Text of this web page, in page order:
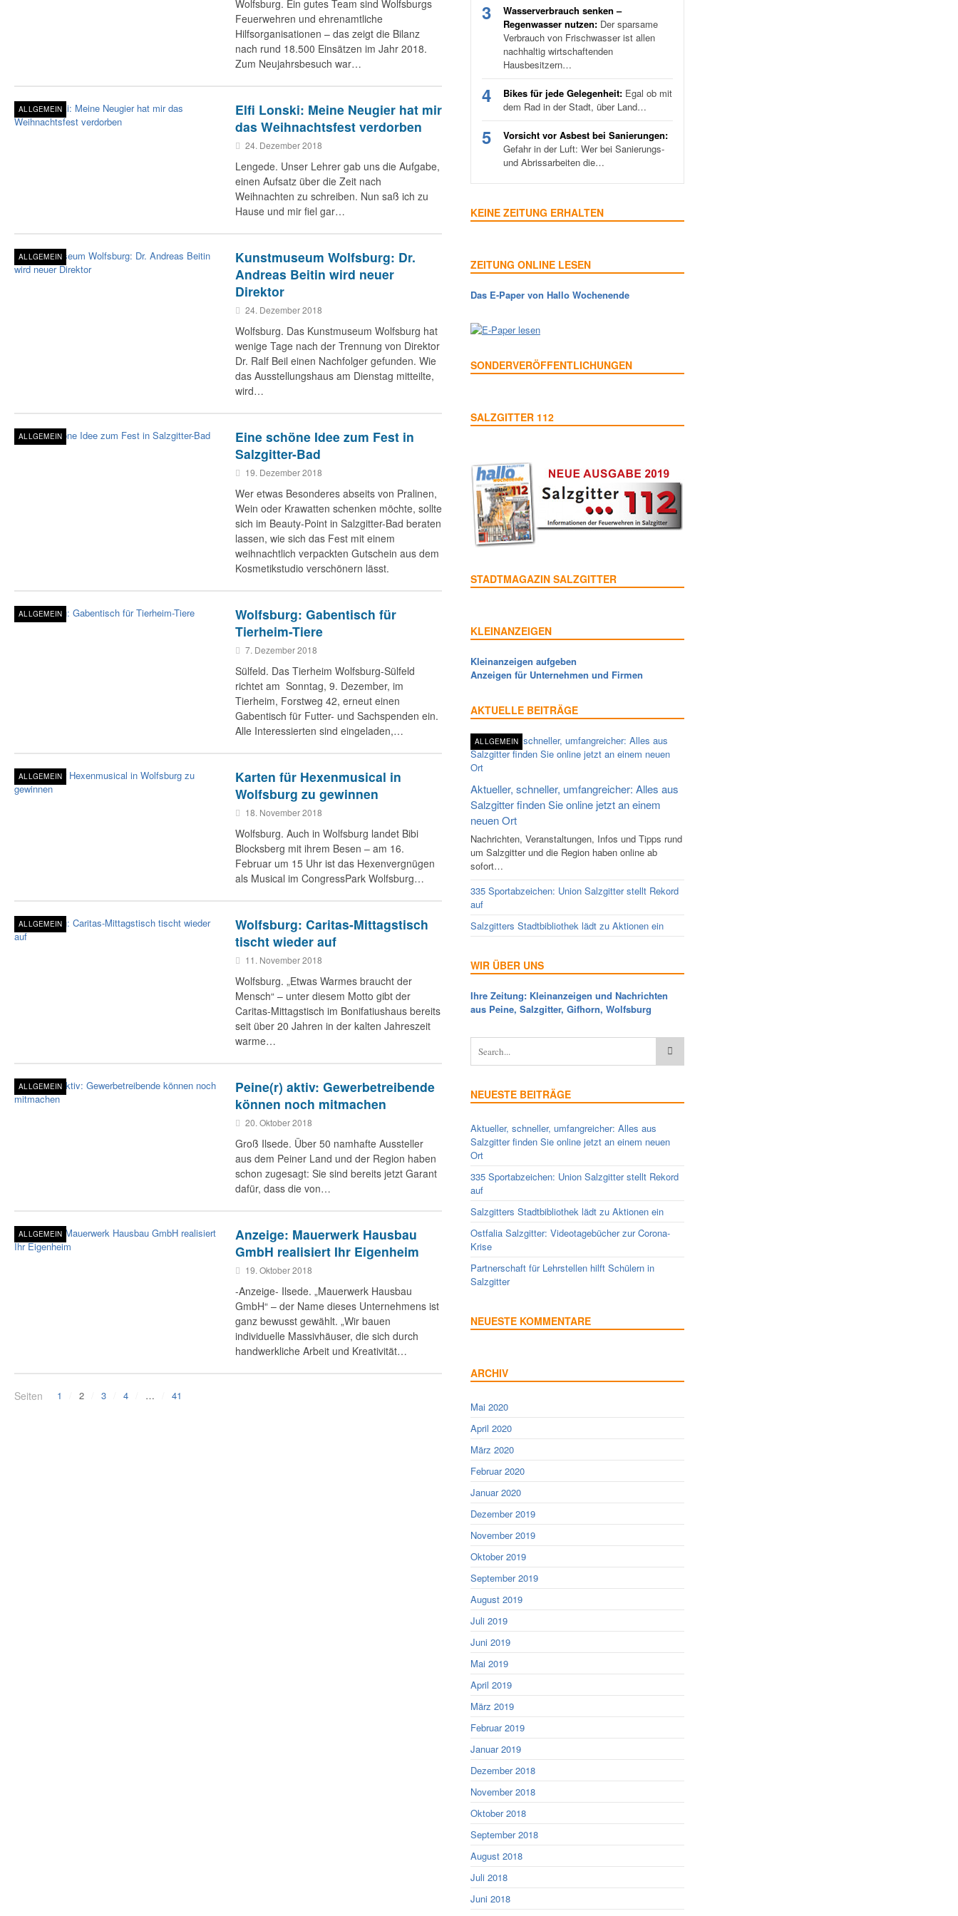
Wolfsburg. Ein gutes Team sind Wolfsburgs
Feuerwehren und ehrenamtliche
Hilfsorganisationen – das zeigt die Bilanz
nach rund 18.500 Einsätzen im Jahr 2018.
Zum Neujahrsbesuch war…
ALLGEMEIN
Elfi Lonski: Meine Neugier hat mir
das Weihnachtsfest verdorben
24. Dezember 2018
Lengede. Unser Lehrer gab uns die Aufgabe,
einen Aufsatz über die Zeit nach
Weihnachten zu schreiben. Nun saß ich zu
Hause und mir fiel gar…
ALLGEMEIN
Kunstmuseum Wolfsburg: Dr.
Andreas Beitin wird neuer
Direktor
24. Dezember 2018
Wolfsburg. Das Kunstmuseum Wolfsburg hat
wenige Tage nach der Trennung von Direktor
Dr. Ralf Beil einen Nachfolger gefunden. Wie
das Ausstellungshaus am Dienstag mitteilte,
wird…
ALLGEMEIN
Eine schöne Idee zum Fest in
Salzgitter-Bad
19. Dezember 2018
Wer etwas Besonderes abseits von Pralinen,
Wein oder Krawatten schenken möchte, sollte
sich im Beauty-Point in Salzgitter-Bad beraten
lassen, wie sich das Fest mit einem
weihnachtlich verpackten Gutschein aus dem
Kosmetikstudio verschönern lässt.
ALLGEMEIN
Wolfsburg: Gabentisch für
Tierheim-Tiere
7. Dezember 2018
Sülfeld. Das Tierheim Wolfsburg-Sülfeld
richtet am Sonntag, 9. Dezember, im
Tierheim, Forstweg 42, erneut einen
Gabentisch für Futter- und Sachspenden ein.
Alle Interessierten sind eingeladen,…
ALLGEMEIN
Karten für Hexenmusical in
Wolfsburg zu gewinnen
18. November 2018
Wolfsburg. Auch in Wolfsburg landet Bibi
Blocksberg mit ihrem Besen – am 16.
Februar um 15 Uhr ist das Hexenvergnügen
als Musical im CongressPark Wolfsburg…
ALLGEMEIN
Wolfsburg: Caritas-Mittagstisch
tischt wieder auf
11. November 2018
Wolfsburg. „Etwas Warmes braucht der
Mensch“ – unter diesem Motto gibt der
Caritas-Mittagstisch im Bonifatiushaus bereits
seit über 20 Jahren in der kalten Jahreszeit
warme…
ALLGEMEIN
Peine(r) aktiv: Gewerbetreibende
können noch mitmachen
20. Oktober 2018
Groß Ilsede. Über 50 namhafte Aussteller
aus dem Peiner Land und der Region haben
schon zugesagt: Sie sind bereits jetzt Garant
dafür, dass die von…
ALLGEMEIN
Anzeige: Mauerwerk Hausbau
GmbH realisiert Ihr Eigenheim
19. Oktober 2018
-Anzeige- Ilsede. „Mauerwerk Hausbau
GmbH“ – der Name dieses Unternehmens ist
ganz bewusst gewählt. „Wir bauen
individuelle Massivhäuser, die sich durch
handwerkliche Arbeit und Kreativität…
Seiten 1 2 3 4 … 41
3
Wasserverbrauch senken –
Regenwasser nutzen: Der sparsame
Verbrauch von Frischwasser ist allen
nachhaltig wirtschaftenden
Hausbesitzern…
4 Bikes für jede Gelegenheit: Egal ob mit
dem Rad in der Stadt, über Land…
5
Vorsicht vor Asbest bei Sanierungen:
Gefahr in der Luft: Wer bei Sanierungs-
und Abrissarbeiten die…
KEINE ZEITUNG ERHALTEN
ZEITUNG ONLINE LESEN
Das E-Paper von Hallo Wochenende
SONDERVERÖFFENTLICHUNGEN
SALZGITTER 112
STADTMAGAZIN SALZGITTER
KLEINANZEIGEN
Kleinanzeigen aufgeben
Anzeigen für Unternehmen und Firmen
AKTUELLE BEITRÄGE
ALLGEMEIN
Aktueller, schneller, umfangreicher: Alles aus
Salzgitter finden Sie online jetzt an einem
neuen Ort
Nachrichten, Veranstaltungen, Infos und Tipps rund
um Salzgitter und die Region haben online ab
sofort…
335 Sportabzeichen: Union Salzgitter stellt Rekord
auf
Salzgitters Stadtbibliothek lädt zu Aktionen ein
WIR ÜBER UNS
Ihre Zeitung: Kleinanzeigen und Nachrichten
aus Peine, Salzgitter, Gifhorn, Wolfsburg
NEUESTE BEITRÄGE
Aktueller, schneller, umfangreicher: Alles aus
Salzgitter finden Sie online jetzt an einem neuen
Ort
335 Sportabzeichen: Union Salzgitter stellt Rekord
auf
Salzgitters Stadtbibliothek lädt zu Aktionen ein
Ostfalia Salzgitter: Videotagebücher zur Corona-
Krise
Partnerschaft für Lehrstellen hilft Schülern in
Salzgitter
NEUESTE KOMMENTARE
ARCHIV
Mai 2020
April 2020
März 2020
Februar 2020
Januar 2020
Dezember 2019
November 2019
Oktober 2019
September 2019
August 2019
Juli 2019
Juni 2019
Mai 2019
April 2019
März 2019
Februar 2019
Januar 2019
Dezember 2018
November 2018
Oktober 2018
September 2018
August 2018
Juli 2018
Juni 2018